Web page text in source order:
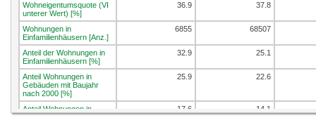
Wohneigentumsquote (VI
unterer Wert) [%]
36.9 37.8
Wohnungen in
Einfamilienhäusern [Anz.]
6855 68507
Anteil der Wohnungen in
Einfamilienhäusern [%]
32.9 25.1
Anteil Wohnungen in
Gebäuden mit Baujahr
nach 2000 [%]
25.9 22.6
Anteil Wohnungen in
Gebäuden mit Baujahr
17.6 14.1